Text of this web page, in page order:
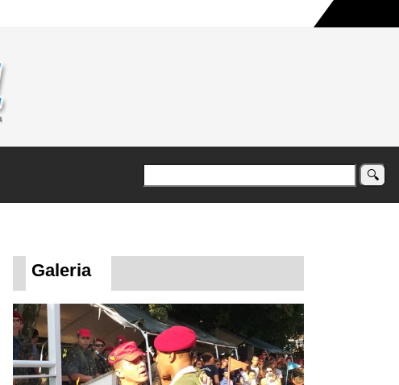
na maior campanha humanitária já registrada no país
Galeria